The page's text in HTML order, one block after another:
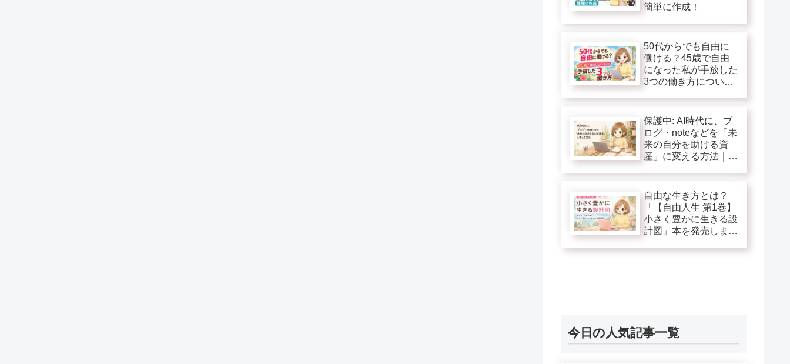
簡単に作成！
50代からでも自由に
働ける？45歳で自由
になった私が手放した
3つの働き方につい
保護中: AI時代に、ブ
ログ・noteなどを「未
来の自分を助ける資
産」に変える方法｜自
自由な生き方とは？
「【自由人生 第1巻】
小さく豊かに生きる設
計図」本を発売しま
今日の人気記事一覧